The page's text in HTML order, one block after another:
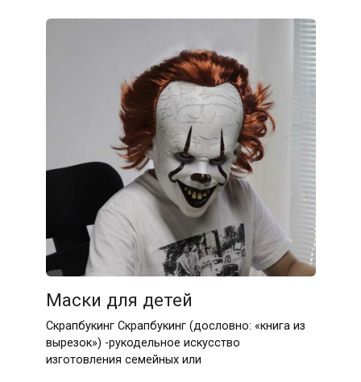
Маски для детей
Скрапбукинг Скрапбукинг (дословно: «книга из
вырезок») -рукодельное искусство
изготовления семейных или